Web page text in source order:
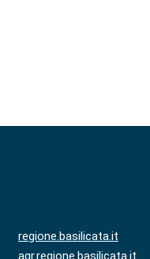
regione.basilicata.it
agr.regione.basilicata.it